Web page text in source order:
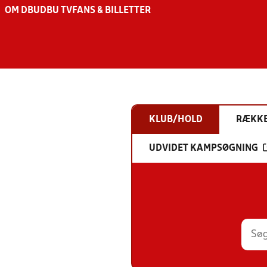
OM DBU DBU TV FANS & BILLETTER
KLUB/HOLD
UDVIDET KAMPSØGNING